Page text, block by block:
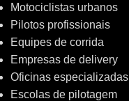
Motociclistas urbanos
Pilotos profissionais
Equipes de corrida
Empresas de delivery
Oficinas especializadas
Escolas de pilotagem